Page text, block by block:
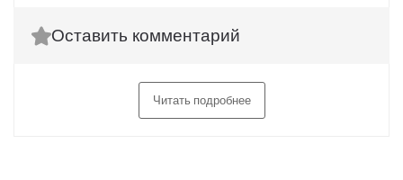
Оставить комментарий
Читать подробнее